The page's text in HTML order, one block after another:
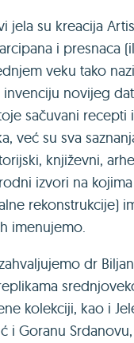
jela su kreacija
i presnaca
veku tako
novijeg
sačuvani recepti
već su sva
književni,
izvori na
rekonstrukcije)
imenujemo.
dr
kolekciji, kao i
i Goranu